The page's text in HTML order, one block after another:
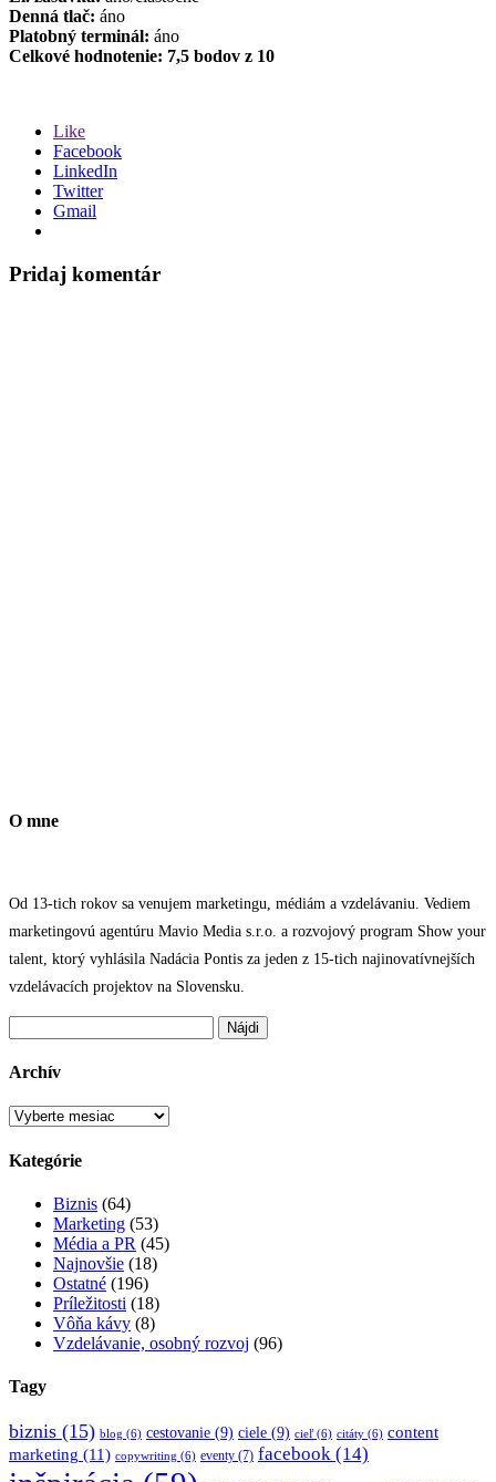
Denná tlač: áno
Platobný terminál: áno
Celkové hodnotenie: 7,5 bodov z 10
Like
Facebook
LinkedIn
Twitter
Gmail
Pridaj komentár
O mne
Od 13-tich rokov sa venujem marketingu, médiám a vzdelávaniu. Vediem
marketingovú agentúru Mavio Media s.r.o. a rozvojový program Show your
talent, ktorý vyhlásila Nadácia Pontis za jeden z 15-tich najinovatívnejších
vzdelávacích projektov na Slovensku.
Archív
Archív
Kategórie
Biznis (64)
Marketing (53)
Média a PR (45)
Najnovšie (18)
Ostatné (196)
Príležitosti (18)
Vôňa kávy (8)
Vzdelávanie, osobný rozvoj (96)
Tagy
biznis (15) blog (6) cestovanie (9) ciele (9) cieľ(6) citáty (6) content
marketing (11) copywriting (6) eventy (7) facebook (14)